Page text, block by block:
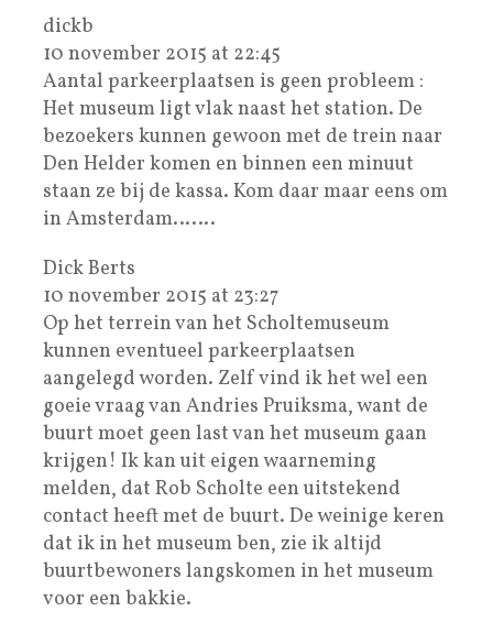
dickb
10 november 2015 at 22:45
Aantal parkeerplaatsen is geen probleem :
Het museum ligt vlak naast het station. De
bezoekers kunnen gewoon met de trein naar
Den Helder komen en binnen een minuut
staan ze bij de kassa. Kom daar maar eens om
in Amsterdam…….
Dick Berts
10 november 2015 at 23:27
Op het terrein van het Scholtemuseum
kunnen eventueel parkeerplaatsen
aangelegd worden. Zelf vind ik het wel een
goeie vraag van Andries Pruiksma, want de
buurt moet geen last van het museum gaan
krijgen! Ik kan uit eigen waarneming
melden, dat Rob Scholte een uitstekend
contact heeft met de buurt. De weinige keren
dat ik in het museum ben, zie ik altijd
buurtbewoners langskomen in het museum
voor een bakkie.